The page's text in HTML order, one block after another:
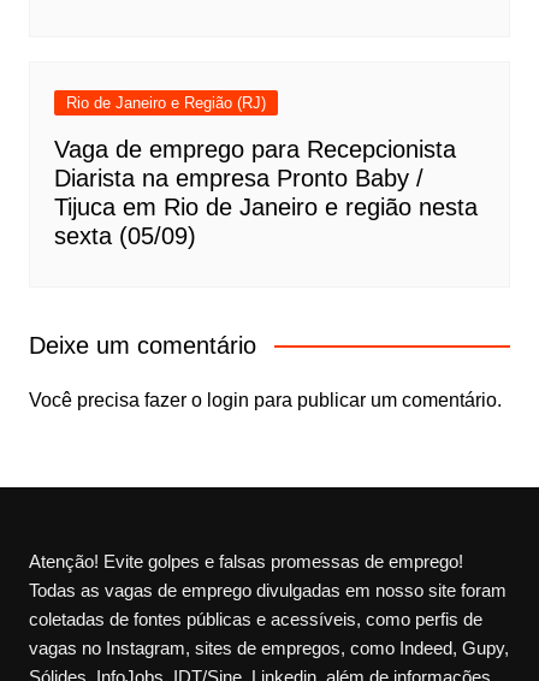
Rio de Janeiro e Região (RJ)
Vaga de emprego para Recepcionista
Diarista na empresa Pronto Baby /
Tijuca em Rio de Janeiro e região nesta
sexta (05/09)
Deixe um comentário
Você precisa fazer o login para publicar um comentário.
Atenção! Evite golpes e falsas promessas de emprego!
Todas as vagas de emprego divulgadas em nosso site foram
coletadas de fontes públicas e acessíveis, como perfis de
vagas no Instagram, sites de empregos, como Indeed, Gupy,
Sólides, InfoJobs, IDT/Sine, Linkedin, além de informações